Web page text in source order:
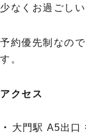
少なくお過ごしい
予約優先制なの
す。
アクセス
大門駅 A5出口